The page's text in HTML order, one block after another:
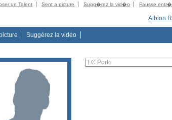
un Talent Sent a picture Sugg�rez la vid�o
Fausse
Albion
Suggérez la vidéo